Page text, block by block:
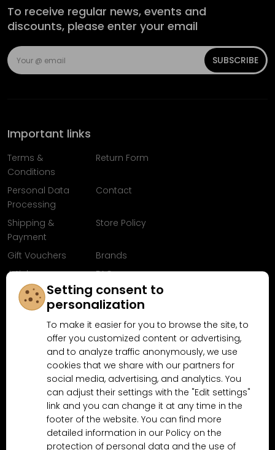
To receive regular news, events and
discounts, please enter your email
SUBSCRIBE
Important links
Terms &
Conditions
Return Form
Personal Data
Processing
Contact
Shipping &
Payment
Store Policy
Gift Vouchers
Brands
Articles
FAQ
Follow us on
Facebook
Why shop at MN-Modelar.com
4.9/5(10481x) 4.5/5 (189x)
Setting consent to
personalization
To make it easier for you to browse the site, to
offer you customized content or advertising,
and to analyze traffic anonymously, we use
cookies that we share with our partners for
social media, advertising, and analytics. You
can adjust their settings with the "Edit settings"
link and you can change it at any time in the
footer of the website. You can find more
detailed information in our Policy on the
protection of personal data and the use of